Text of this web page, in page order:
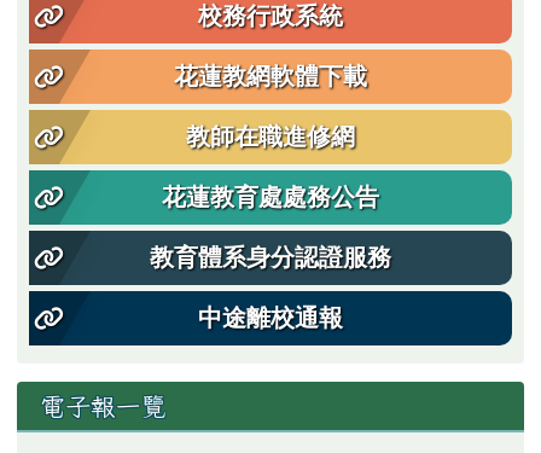
校務行政系統
花蓮教網軟體下載
教師在職進修網
花蓮教育處處務公告
教育體系身分認證服務
中途離校通報
電子報一覽